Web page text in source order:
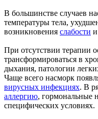
В большинстве случаев
температуры тела,
возникновения слабости и
При отсутствии терапии
трансформироваться в
дыхания, патологии
Чаще всего насморк
вирусных инфекциях. В
аллергию, гормональные
специфических условиях.